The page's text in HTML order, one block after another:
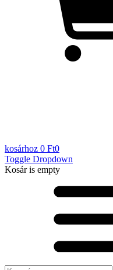
kosárhoz 0 Ft0
Toggle Dropdown
Kosáris empty